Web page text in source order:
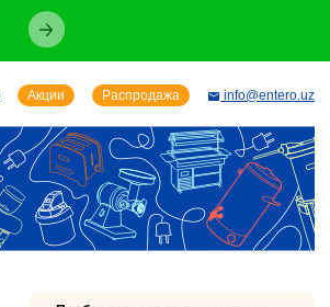
Акции Распродажа info@entero.uz